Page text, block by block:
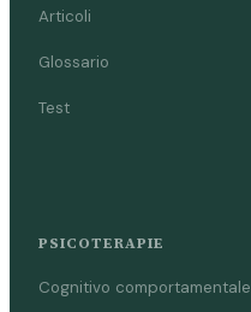
Articoli
Glossario
Test
PSICOTERAPIE
Cognitivo comportamentale